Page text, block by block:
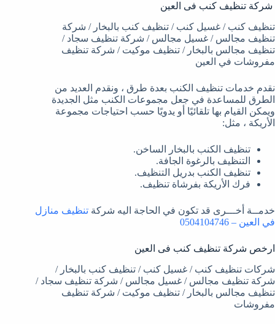
شركة تنظيف كنب فى العين
تنظيف كنب / غسيل كنب / تنظيف كنب بالبخار / شركة
تنظيف مجالس / غسيل مجالس / شركة تنظيف سجاد /
تنظيف مجالس بالبخار / تنظيف موكيت / شركة تنظيف
مفروشات في العين
نقدم خدمات تنظيف الكنب بعدة طرق ، ونقدم العديد من
الطرق للمساعدة في جعل مجموعات الكنب مثل الجديدة
ويمكن القيام بها تلقائيًا أو يدويًا حسب احتياجات مجموعة
الأريكة ، مثل:
تنظيف الكنب بالبخار الساخن.
التنظيف بالرغوة الجافة.
تنظيف الكنب بدريل التنظيف.
فرك الأريكة بفرشاة تنظيف.
خدمــة أخـــرى قد تكون في الحاجة اليه شركة تنظيف منازل
في العين – 0504104746
ارخص شركة تنظيف كنب فى العين
شركات تنظيف كنب / غسيل كنب / تنظيف كنب بالبخار /
شركة تنظيف مجالس / غسيل مجالس / شركة تنظيف سجاد /
تنظيف مجالس بالبخار / تنظيف موكيت / شركة تنظيف
مفروشات